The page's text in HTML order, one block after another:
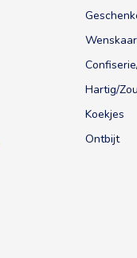
Hartig/
Koekjes
Ontbijt